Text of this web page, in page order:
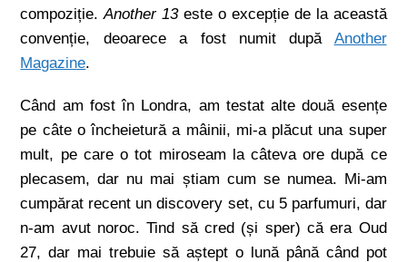
compoziție.Another 13este o excepție de la această
convenție, deoarece a fost numit după Another
Magazine.
Când am fost în Londra, am testat alte două esențe
pe câte o încheietură a mâinii, mi-a plăcut una super
mult, pe care o tot miroseam la câteva ore după ce
plecasem, dar nu mai știam cum se numea. Mi-am
cumpărat recent un discovery set, cu 5 parfumuri, dar
n-am avut noroc. Tind să cred (și sper) că era Oud
27, dar mai trebuie să aștept o lună până când pot